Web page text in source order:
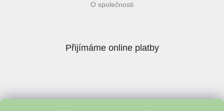
O společnosti
Přijímáme online platby